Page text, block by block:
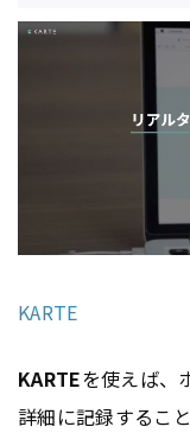
KARTE
KARTEを使えば、
詳細に記録するこ